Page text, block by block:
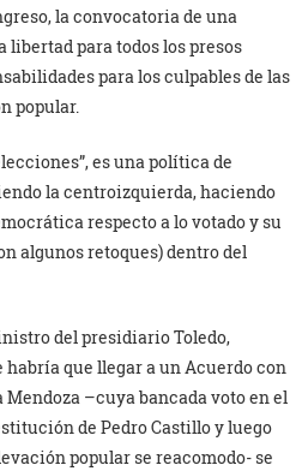
la convocatoria de una
libertad para todos los presos
para los culpables de las
popular.
es una política de
la centroizquierda, haciendo
respecto a lo votado y su
algunos retoques) dentro del
del presidiario Toledo,
que llegar a un Acuerdo con
–cuya bancada voto en el
de Pedro Castillo y luego
popular se reacomodo- se